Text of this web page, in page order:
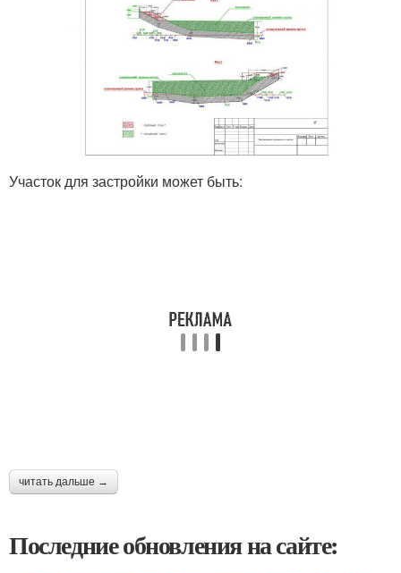
Участок для застройки может быть:
читать дальше →
Последние обновления на сайте: